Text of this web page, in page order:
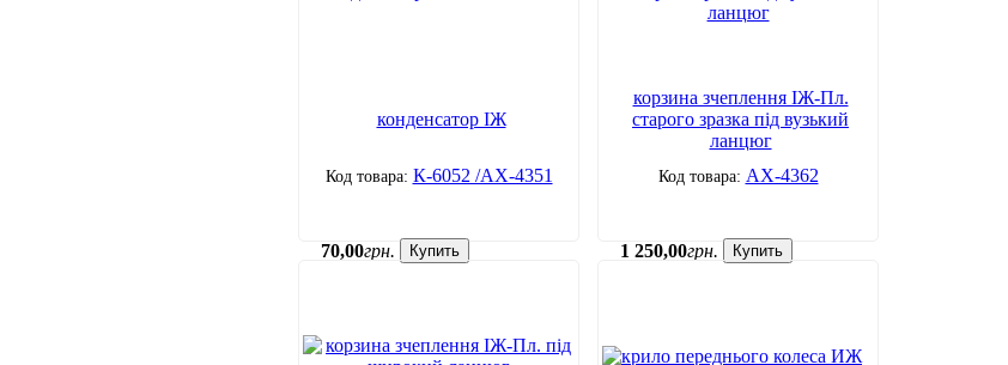
конденсатор ІЖ
К-6052 /АХ-4351
70,00грн. Купить
корзина зчеплення ІЖ-Пл.
старого зразка під вузький
ланцюг
АХ-4362
1 250,00грн. Купить